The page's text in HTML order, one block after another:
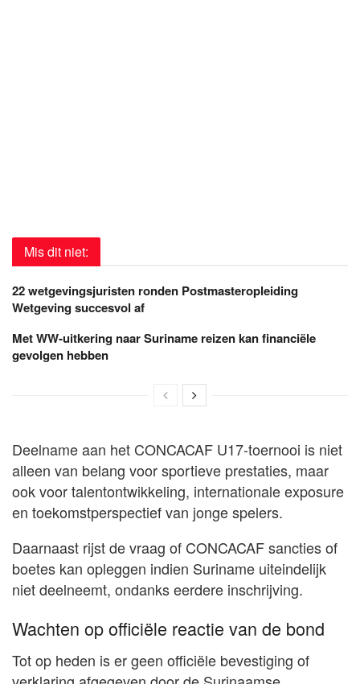
Mis dit niet:
22 wetgevingsjuristen ronden Postmasteropleiding
Wetgeving succesvol af
Met WW-uitkering naar Suriname reizen kan financiële
gevolgen hebben
Deelname aan het CONCACAF U17-toernooi is niet
alleen van belang voor sportieve prestaties, maar
ook voor talentontwikkeling, internationale exposure
en toekomstperspectief van jonge spelers.
Daarnaast rijst de vraag of CONCACAF sancties of
boetes kan opleggen indien Suriname uiteindelijk
niet deelneemt, ondanks eerdere inschrijving.
Wachten op officiële reactie van de bond
Tot op heden is er geen officiële bevestiging of